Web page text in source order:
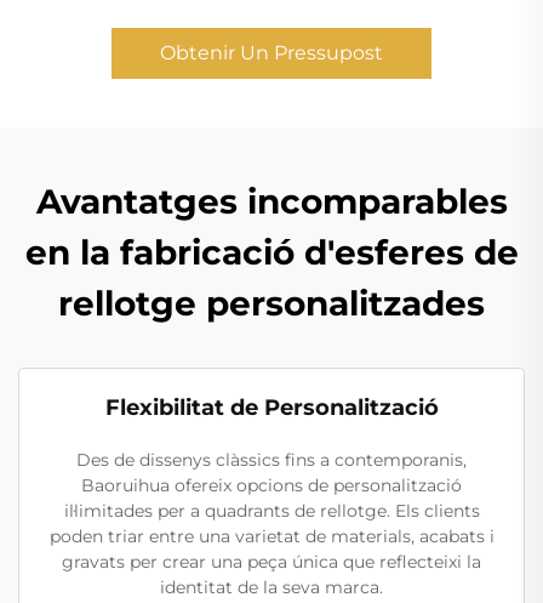
Obtenir Un Pressupost
Avantatges incomparables
en la fabricació d'esferes de
rellotge personalitzades
Flexibilitat de Personalització
Des de dissenys clàssics fins a contemporanis,
Baoruihua ofereix opcions de personalització
il·limitades per a quadrants de rellotge. Els clients
poden triar entre una varietat de materials, acabats i
gravats per crear una peça única que reflecteixi la
identitat de la seva marca.